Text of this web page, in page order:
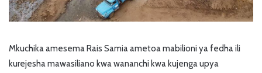
Mkuchika amesema Rais Samia ametoa mabilioni ya fedha ili
kurejesha mawasiliano kwa wananchi kwa kujenga upya